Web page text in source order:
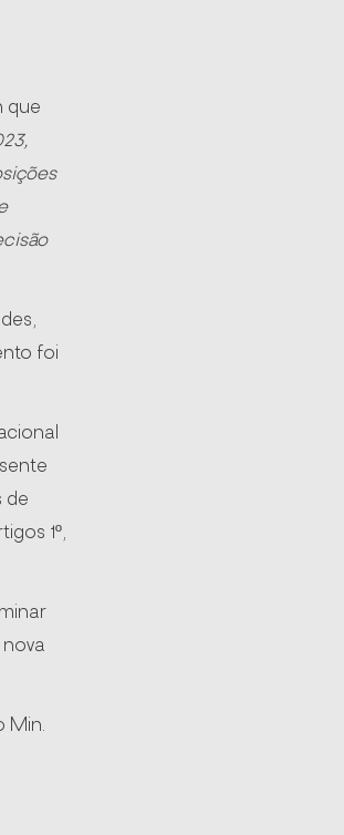
que
foi
de
1º,
Min.